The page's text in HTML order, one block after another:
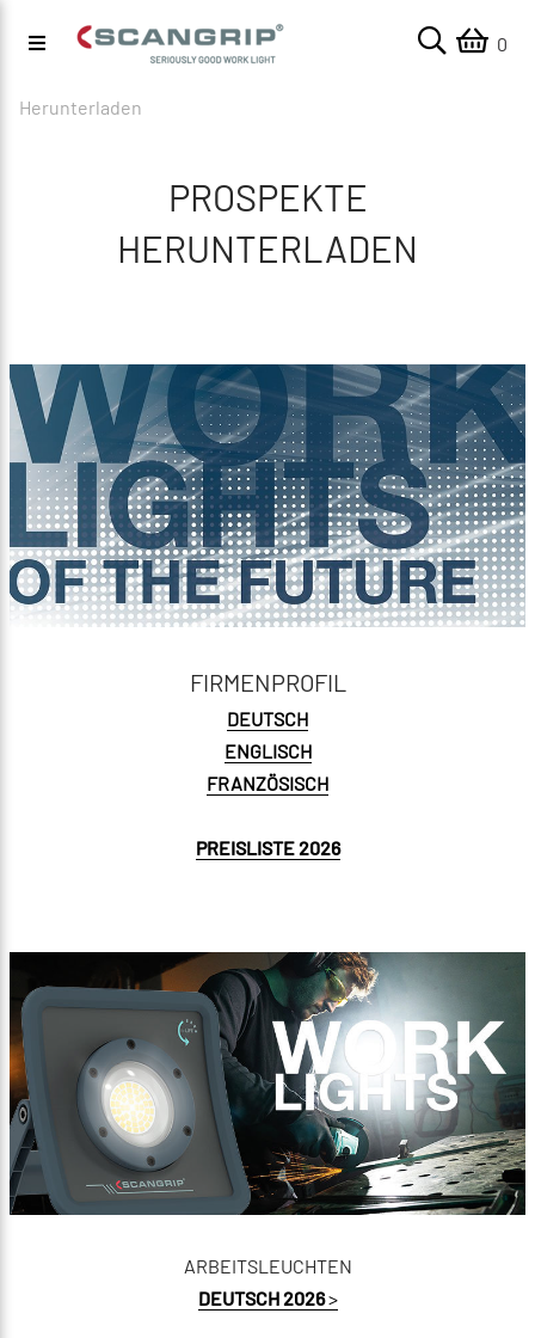
0
Herunterladen
PROSPEKTE
HERUNTERLADEN
FIRMENPROFIL
DEUTSCH
ENGLISCH
FRANZÖSISCH
PREISLISTE 2026
ARBEITSLEUCHTEN
DEUTSCH 2026>